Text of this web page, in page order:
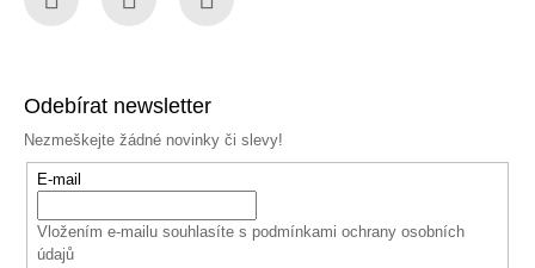
Odebírat newsletter
Nezmeškejte žádné novinky či slevy!
E-mail
Vložením e-mailu souhlasíte s podmínkami ochrany osobních
údajů